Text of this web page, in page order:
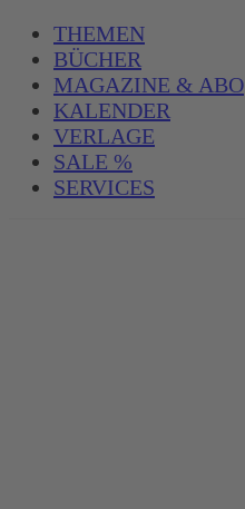
THEMEN
BÜCHER
MAGAZINE & ABO
KALENDER
VERLAGE
SALE %
SERVICES